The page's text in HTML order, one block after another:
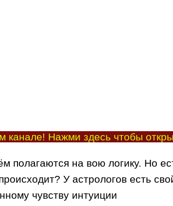
Нажми здесь чтобы
полагаются на вою логику. Но
У астрологов есть
чувству интуиции